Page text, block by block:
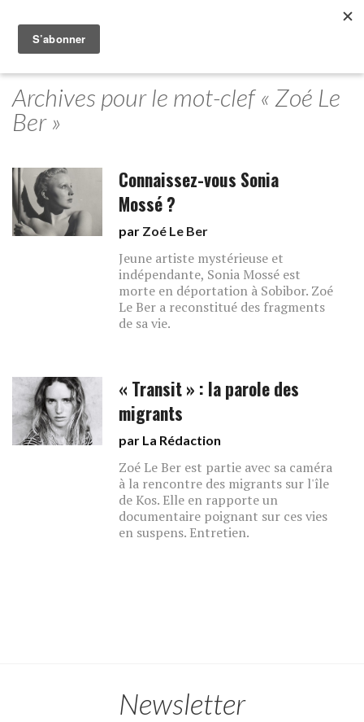
Archives pour le mot-clef « Zoé Le
Ber »
Connaissez-vous Sonia
Mossé ?
par Zoé Le Ber
Jeune artiste mystérieuse et
indépendante, Sonia Mossé est
morte en déportation à Sobibor. Zoé
Le Ber a reconstitué des fragments
de sa vie.
« Transit » : la parole des
migrants
par La Rédaction
Zoé Le Ber est partie avec sa caméra
à la rencontre des migrants sur l'île
de Kos. Elle en rapporte un
documentaire poignant sur ces vies
en suspens. Entretien.
Newsletter